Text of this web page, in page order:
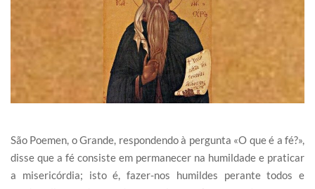
São Poemen, o Grande, respondendo à pergunta «O que é a fé?»,
disse que a fé consiste em permanecer na humildade e praticar
a misericórdia; isto é, fazer-nos humildes perante todos e